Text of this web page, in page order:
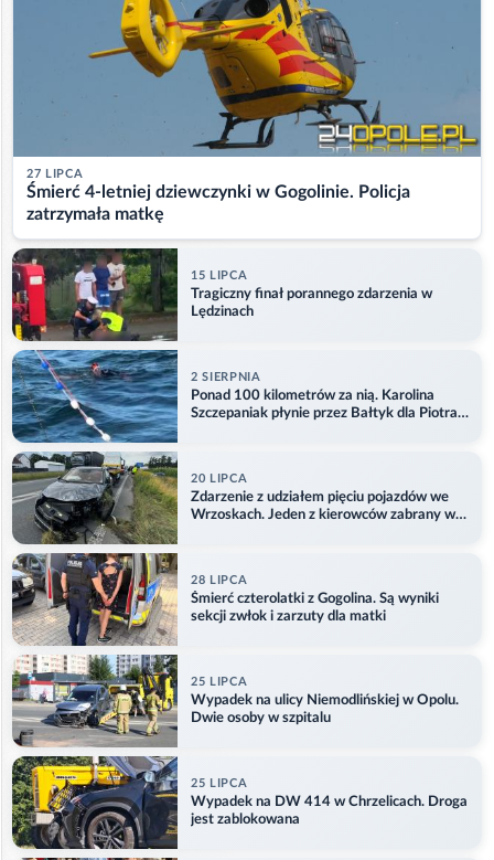
27 LIPCA
Śmierć 4-letniej dziewczynki w Gogolinie. Policja
zatrzymała matkę
15 LIPCA
Tragiczny finał porannego zdarzenia w
Lędzinach
2 SIERPNIA
Ponad 100 kilometrów za nią. Karolina
Szczepaniak płynie przez Bałtyk dla Piotra.
20 LIPCA
Zdarzenie z udziałem pięciu pojazdów we
Wrzoskach. Jeden z kierowców zabrany w
28 LIPCA
Śmierć czterolatki z Gogolina. Są wyniki
sekcji zwłok i zarzuty dla matki
25 LIPCA
Wypadek na ulicy Niemodlińskiej w Opolu.
Dwie osoby w szpitalu
25 LIPCA
Wypadek na DW 414 w Chrzelicach. Droga
jest zablokowana